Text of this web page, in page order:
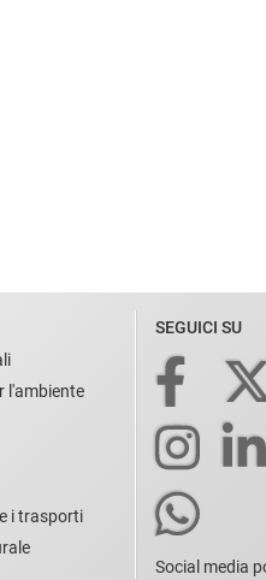
l'ambiente
i trasporti
SEGUICI SU
Social media